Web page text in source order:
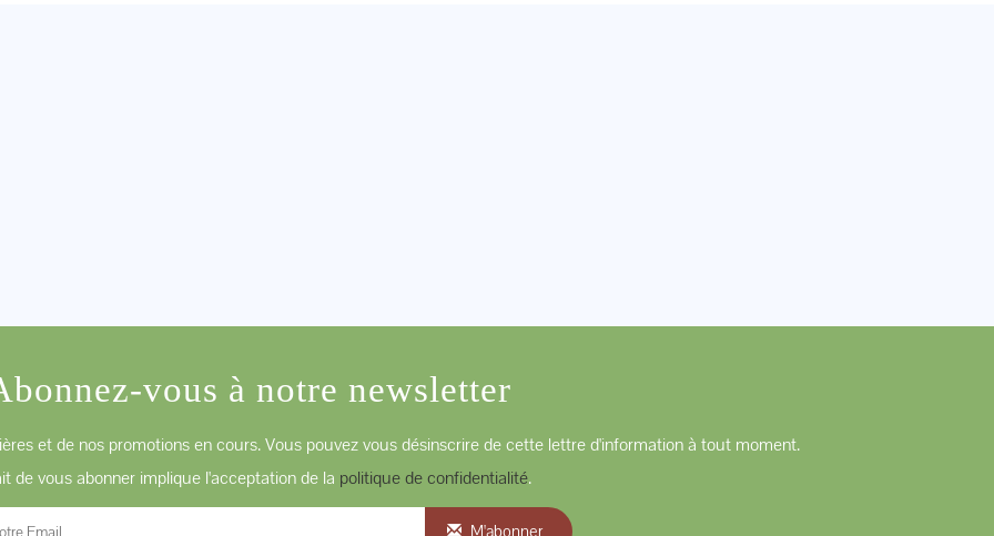
vous à notre newsletter
et de nos promotions en cours. Vous pouvez vous désinscrire de cette lettre d'information à tout moment.
de vous abonner implique l'acceptation de la politique de confidentialité.
M'abonner